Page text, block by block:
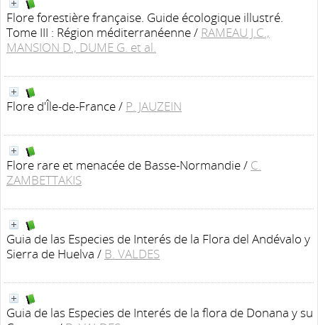
Flore forestière française. Guide écologique illustré.
Tome III : Région méditerranéenne/ RAMEAU J.C.,
MANSION D., DUME G. et al.
Flore d'Île-de-France/ P. JAUZEIN
Flore rare et menacée de Basse-Normandie/ C.
ZAMBETTAKIS
Guia de las Especies de Interés de la Flora del Andévalo y
Sierra de Huelva / B. VALDES
Guia de las Especies de Interés de la flora de Donana y su